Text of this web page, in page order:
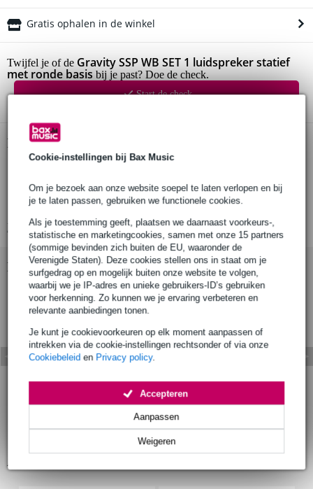
Cookie-instellingen bij Bax Music
Om je bezoek aan onze website soepel te laten verlopen en bij
je te laten passen, gebruiken we functionele cookies.
Als je toestemming geeft, plaatsen we daarnaast voorkeurs-,
statistische en marketingcookies, samen met onze 15 partners
(sommige bevinden zich buiten de EU, waaronder de
Verenigde Staten). Deze cookies stellen ons in staat om je
surfgedrag op en mogelijk buiten onze website te volgen,
waarbij we je IP-adres en unieke gebruikers-ID’s gebruiken
voor herkenning. Zo kunnen we je ervaring verbeteren en
relevante aanbiedingen tonen.
Je kunt je cookievoorkeuren op elk moment aanpassen of
intrekken via de cookie-instellingen rechtsonder of via onze
Cookiebeleid en Privacy policy.
Weigeren
Aanpassen
Accepteren
Gratis ophalen in de winkel
Twijfel je of de Gravity SSP WB SET 1 luidspreker statief
met ronde basis bij je past? Doe de check.
Start de check
Productinformatie
luidsprekerstatief
diameter voet: 45 cm
Bekijk alle productspecificaties
Bekijk ook eens (1)